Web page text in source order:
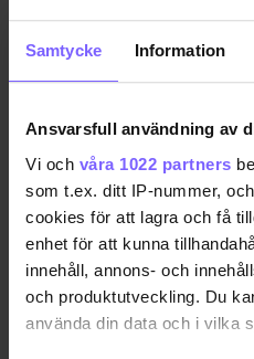
Samtycke Information
Ansvarsfull användning av
Vi och våra 1022 partners
som t.ex. ditt IP-nummer,
cookies för att lagra och få
enhet för att kunna
innehåll, annons- och
och produktutveckling. Du
använda din data och i vilka
DELA DEN HÄR ARTIKELN
VÄRLDEN